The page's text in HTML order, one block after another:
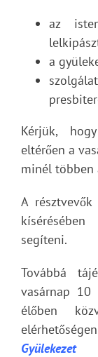
az
a
Kérjük,
eltérően a
minél többen
A
segíteni.
Továbbá
vasárnap 10
élőben
Gyülekezet